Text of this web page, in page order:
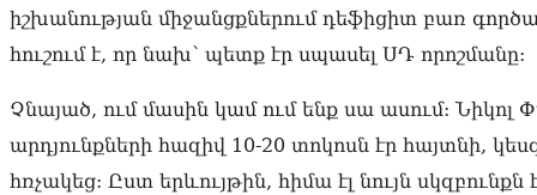
իշխանության միջանցքներում դեֆիցիտ բառ
հուշում է, որ նախ՝ պետք էր սպասել ՍԴ որոշմանը:
Չնայած, ում մասին կամ ում ենք սա ասում: Նիկոլ
արդյունքների հազիվ 10-20 տոկոսն էր հայտնի,
հռչակեց: Ըստ երևույթին, հիմա էլ նույն